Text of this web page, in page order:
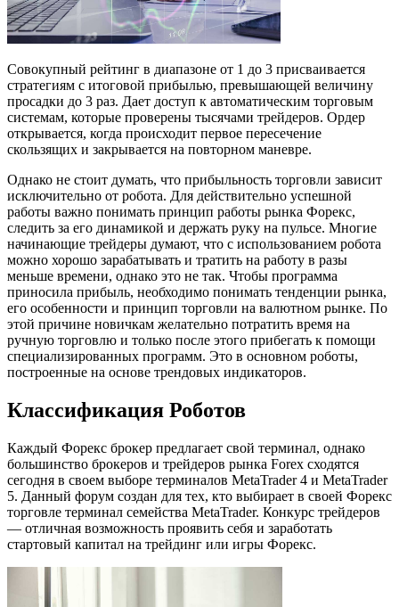
Совокупный рейтинг в диапазоне от 1 до 3 присваивается
стратегиям с итоговой прибылью, превышающей величину
просадки до 3 раз. Дает доступ к автоматическим торговым
системам, которые проверены тысячами трейдеров. Ордер
открывается, когда происходит первое пересечение
скользящих и закрывается на повторном маневре.
Однако не стоит думать, что прибыльность торговли зависит
исключительно от робота. Для действительно успешной
работы важно понимать принцип работы рынка Форекс,
следить за его динамикой и держать руку на пульсе. Многие
начинающие трейдеры думают, что с использованием робота
можно хорошо зарабатывать и тратить на работу в разы
меньше времени, однако это не так. Чтобы программа
приносила прибыль, необходимо понимать тенденции рынка,
его особенности и принцип торговли на валютном рынке. По
этой причине новичкам желательно потратить время на
ручную торговлю и только после этого прибегать к помощи
специализированных программ. Это в основном роботы,
построенные на основе трендовых индикаторов.
Классификация Роботов
Каждый Форекс брокер предлагает свой терминал, однако
большинство брокеров и трейдеров рынка Forex сходятся
сегодня в своем выборе терминалов MetaTrader 4 и MetaTrader
5. Данный форум создан для тех, кто выбирает в своей Форекс
торговле терминал семейства MetaTrader. Конкурс трейдеров
— отличная возможность проявить себя и заработать
стартовый капитал на трейдинг или игры Форекс.